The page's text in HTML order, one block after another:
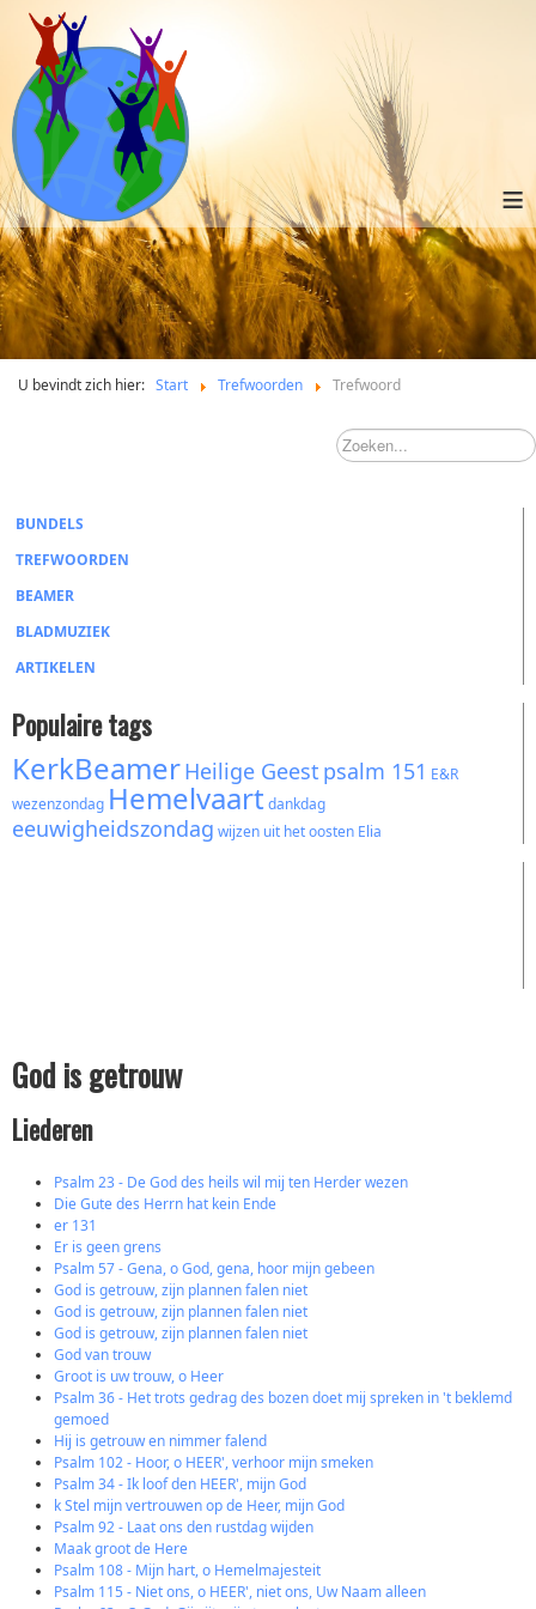
≡
U bevindt zich hier: Start Trefwoorden Trefwoord
BUNDELS
TREFWOORDEN
BEAMER
BLADMUZIEK
ARTIKELEN
Populaire tags
KerkBeamerHeilige Geest psalm 151 E&R
wezenzondag Hemelvaartdankdag
eeuwigheidszondag wijzen uit het oosten Elia
God is getrouw
Liederen
Psalm 23 - De God des heils wil mij ten Herder wezen
Die Gute des Herrn hat kein Ende
er 131
Er is geen grens
Psalm 57 - Gena, o God, gena, hoor mijn gebeen
God is getrouw, zijn plannen falen niet
God is getrouw, zijn plannen falen niet
God is getrouw, zijn plannen falen niet
God van trouw
Groot is uw trouw, o Heer
Psalm 36 - Het trots gedrag des bozen doet mij spreken in 't beklemd
gemoed
Hij is getrouw en nimmer falend
Psalm 102 - Hoor, o HEER', verhoor mijn smeken
Psalm 34 - Ik loof den HEER', mijn God
k Stel mijn vertrouwen op de Heer, mijn God
Psalm 92 - Laat ons den rustdag wijden
Maak groot de Here
Psalm 108 - Mijn hart, o Hemelmajesteit
Psalm 115 - Niet ons, o HEER', niet ons, Uw Naam alleen